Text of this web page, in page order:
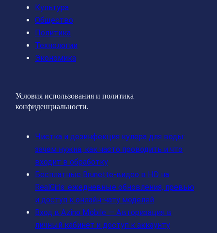
Культура
Общество
Политика
Технологии
Экономика
Условия использования и политика
конфиденциальности.
Чистка и дезинфекция кулера для воды:
зачем нужна, как часто проводить и что
входит в обработку
Бесплатные Brunette‑видео в HD на
RealGirls: ежедневные обновления, превью
и доступ к онлайн‑чату моделей
Вход в Azino Mobile — Авторизация в
личный кабинет и доступ к аккаунту